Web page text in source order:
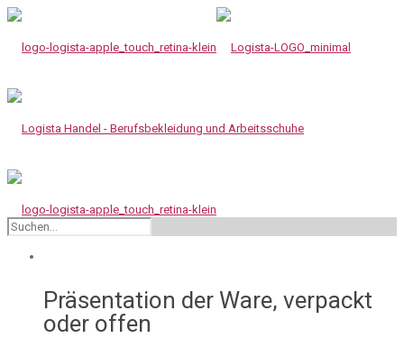
Präsentation der Ware, verpackt
oder offen